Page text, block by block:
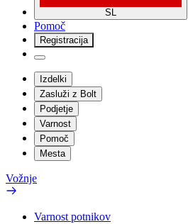
SL
Pomoč
Registracija
Izdelki
Zasluži z Bolt
Podjetje
Varnost
Pomoč
Mesta
Vožnje
Varnost potnikov